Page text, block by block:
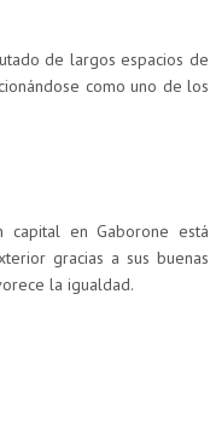
de largos espacios de
como uno de los
en Gaborone está
gracias a sus buenas
la igualdad.